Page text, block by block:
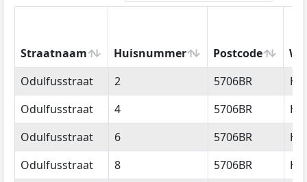
Straatnaam Huisnummer Postcode
Straatnaam
Huisnummer Postcode
Odulfusstraat 2 5706BR
Odulfusstraat
4 5706BR
Odulfusstraat
6 5706BR
Odulfusstraat
8 5706BR